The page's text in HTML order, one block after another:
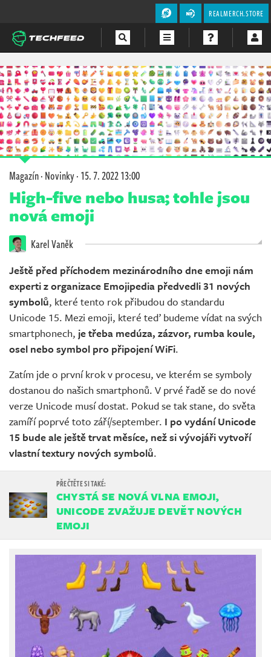
REALMERCH.STORE
Magazín
Videa
Soutěže
Magazín·Novinky·15. 7. 2022 13:00
High-five nebo husa; tohle jsou
nová emoji
Karel Vaněk
Ještě před příchodem mezinárodního dne emoji nám
experti z organizace Emojipedia předvedli 31 nových
symbolů, které tento rok přibudou do standardu
Unicode 15. Mezi emoji, které teď budeme vídat na svých
smartphonech, je třeba medúza, zázvor, rumba koule,
osel nebo symbol pro připojení WiFi.
Zatím jde o první krok v procesu, ve kterém se symboly
dostanou do našich smartphonů. V prvé řadě se do nové
verze Unicode musí dostat. Pokud se tak stane, do světa
zamíří poprvé toto září/september. I po vydání Unicode
15 bude ale ještě trvat měsíce, než si vývojáři vytvoří
vlastní textury nových symbolů.
CHYSTÁ SE NOVÁ VLNA EMOJI,
UNICODE ZVAŽUJE DEVĚT NOVÝCH
EMOJI